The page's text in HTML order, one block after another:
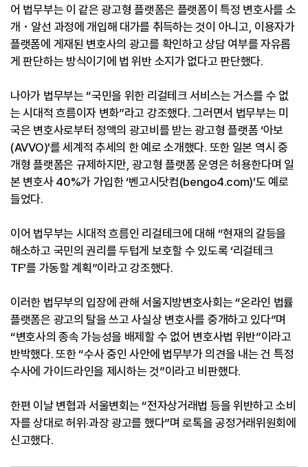
어 법무부는 이 같은 광고형 플랫폼은 플랫폼이 특정 변호사를 소
개・알선 과정에 개입해 대가를 취득하는 것이 아니고, 이용자가
플랫폼에 게재된 변호사의 광고를 확인하고 상담 여부를 자유롭
게 판단하는 방식이기에 법 위반 소지가 없다고 판단했다.
나아가 법무부는 “국민을 위한 리걸테크 서비스는 거스를 수 없
는 시대적 흐름이자 변화”라고 강조했다. 그러면서 법무부는 미
국은 변호사로부터 정액의 광고비를 받는 광고형 플랫폼 ‘아보
(AVVO)’를 세계적 추세의 한 예로 소개했다. 또한 일본 역시 중
개형 플랫폼은 규제하지만, 광고형 플랫폼 운영은 허용한다며 일
본 변호사 40%가 가입한 ‘벤고시닷컴(bengo4.com)’도 예로
들었다.
이어 법무부는 시대적 흐름인 리걸테크에 대해 “현재의 갈등을
해소하고 국민의 권리를 두텁게 보호할 수 있도록 ‘리걸테크
TF’를 가동할 계획”이라고 강조했다.
이러한 법무부의 입장에 관해 서울지방변호사회는 “온라인 법률
플랫폼은 광고의 탈을 쓰고 사실상 변호사를 중개하고 있다”며
“변호사의 종속 가능성을 배제할 수 없어 변호사법 위반”이라고
반박했다. 또한 “수사 중인 사안에 법무부가 의견을 내는 건 특정
수사에 가이드라인을 제시하는 것”이라고 비판했다.
한편 이날 변협과 서울변회는 “전자상거래법 등을 위반하고 소비
자를 상대로 허위·과장 광고를 했다”며 로톡을 공정거래위원회에
신고했다.